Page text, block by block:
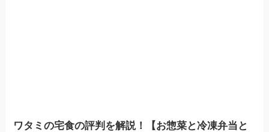
ワタミの宅食の評判を解説！【お惣菜と冷凍弁当と